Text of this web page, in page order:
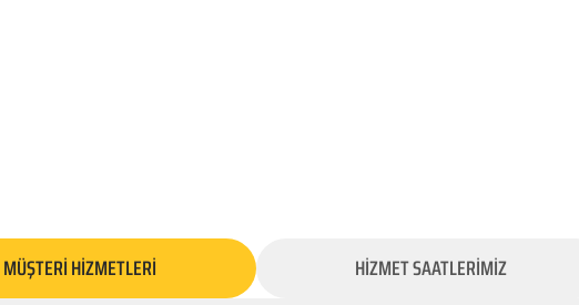
MÜŞTERİ HİZMETLERİ HİZMET SAATLERİMİZ